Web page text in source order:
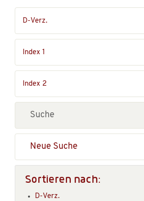
Neue Suche
Sortieren nach:
D-Verz.